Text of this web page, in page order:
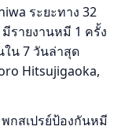
ระยะทาง 32
รายงานหมี 1 ครั้ง
ใน 7 วันล่าสุด
Hitsujigaoka,
กสเปรย์ป้องกันหมี